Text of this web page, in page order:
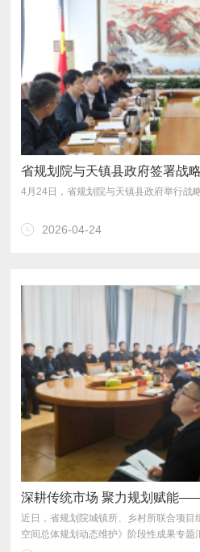
省规划院与天镇县政府签署战
4月24日，省规划院与天镇县政府举行战
2026-04-24
空间总体规划动态维护》阶段性成果专题